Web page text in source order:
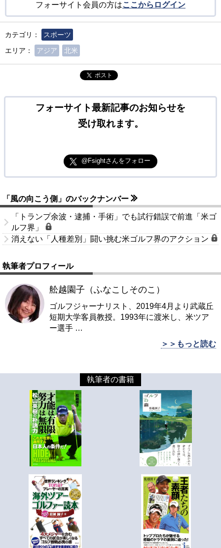
フォーサイト会員の方はここからログイン
カテゴリ：
スポーツ
エリア：
アジア 北米
ポスト
フォーサイト最新記事のお知らせを
受け取れます。
@Fsightさんをフォロー
「風の向こう側」のバックナンバー
「トランプ余波・逮捕・手術」でも試行錯誤で前進「米ゴ
ルフ界」
消えない「人種差別」闘い挑む米ゴルフ界のアクション
執筆者プロフィール
舩越園子（ふなこしそのこ）
ゴルフジャーナリスト、2019年4月より武蔵丘
短期大学客員教授。1993年に渡米し、米ツア
ー選手 …
＞＞もっと読む
執筆者の書籍